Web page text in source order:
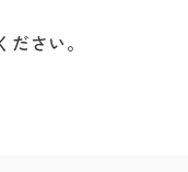
さい。
アクセス